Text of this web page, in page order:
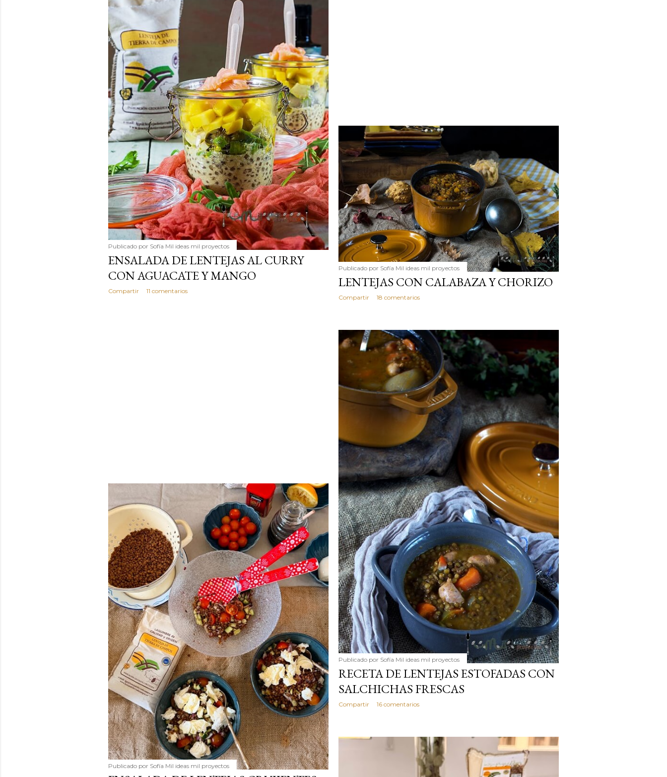
Publicado por Sofía Mil ideas mil proyectos
ENSALADA DE LENTEJAS AL CURRY
CON AGUACATE Y MANGO
Compartir 11 comentarios
Publicado por Sofía Mil ideas mil proyectos
LENTEJAS CON CALABAZA Y CHORIZO
Compartir 18 comentarios
Publicado por Sofía Mil ideas mil proyectos
RECETA DE LENTEJAS ESTOFADAS CON
SALCHICHAS FRESCAS
Compartir 16 comentarios
Publicado por Sofía Mil ideas mil proyectos